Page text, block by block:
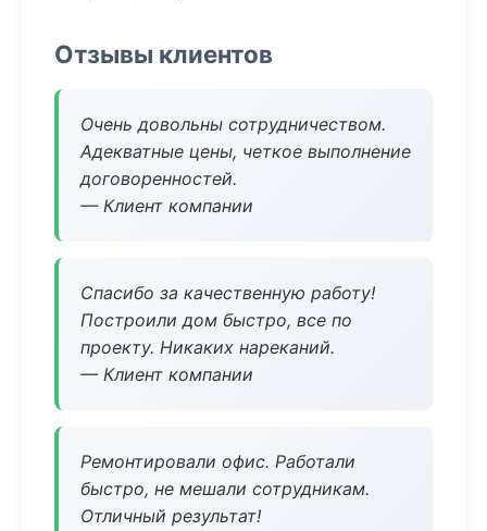
Отзывы клиентов
Очень довольны сотрудничеством.
Адекватные цены, четкое выполнение
договоренностей.
— Клиент компании
Спасибо за качественную работу!
Построили дом быстро, все по
проекту. Никаких нареканий.
— Клиент компании
Ремонтировали офис. Работали
быстро, не мешали сотрудникам.
Отличный результат!